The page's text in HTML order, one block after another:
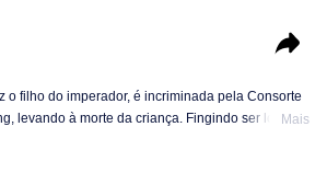
o filho do imperador, é incriminada pela Consorte
levando à morte da criança. Fingindo ser louca,
ela habilmente retalia, levando à queda
Mais